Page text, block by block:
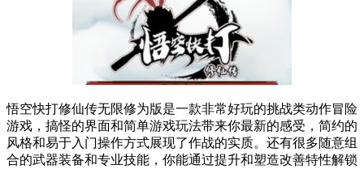
悟空快打修仙传无限修为版是一款非常好玩的挑战类动作冒险
游戏，搞怪的界面和简单游戏玩法带来你最新的感受，简约的
风格和易于入门操作方式展现了作战的实质。还有很多随意组
合的武器装备和专业技能，你能通过提升和塑造改善特性解锁